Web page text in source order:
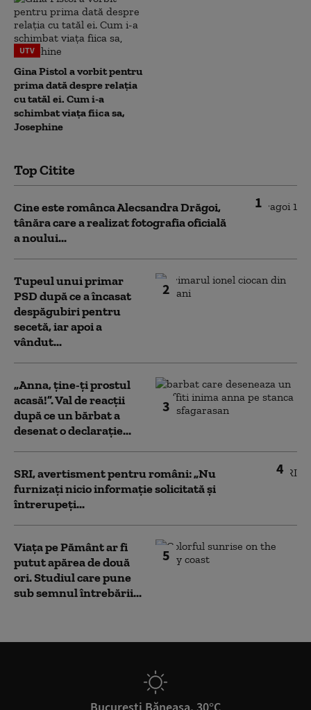
UTV
Gina Pistol a vorbit pentru
prima dată despre relația
cu tatăl ei. Cum i-a
schimbat viața fiica sa,
Josephine
Top Citite
1
Cine este românca Alecsandra Drăgoi,
tânăra care a realizat fotografia oficială
a noului...
2
Tupeul unui primar
PSD după ce a încasat
despăgubiri pentru
secetă, iar apoi a
vândut...
3
„Anna, ţine-ţi prostul
acasă!”. Val de reacții
după ce un bărbat a
desenat o declarație...
4
SRI, avertisment pentru români: „Nu
furnizați nicio informație solicitată și
întrerupeți...
5
Viața pe Pământ ar fi
putut apărea de două
ori. Studiul care pune
sub semnul întrebării...